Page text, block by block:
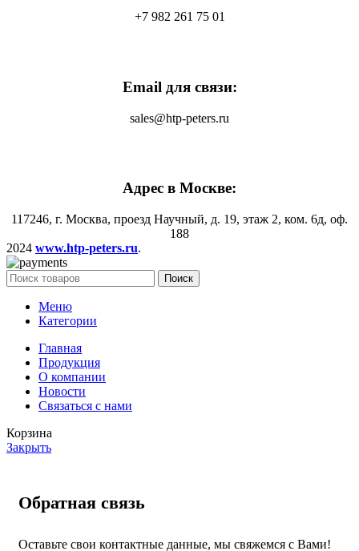
+7 982 261 75 01
Email для связи:
sales@htp-peters.ru
Адрес в Москве:
117246, г. Москва, проезд Научный, д. 19, этаж 2, ком. 6д, оф.
188
2024 www.htp-peters.ru.
Поиск
Меню
Категории
Главная
Продукция
О компании
Новости
Связаться с нами
Корзина
Закрыть
Обратная связь
Оставьте свои контактные данные, мы свяжемся с Вами!